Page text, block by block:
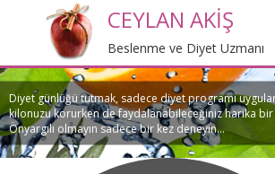
CEYLAN AKİŞ
Beslenme ve Diyet Uzmanı
Diyet günlüğü tutmak, sadece diyet programı
kilonuzu korurken de faydalanabileceğiniz harika bir
Önyargılı olmayın sadece bir kez deneyin...